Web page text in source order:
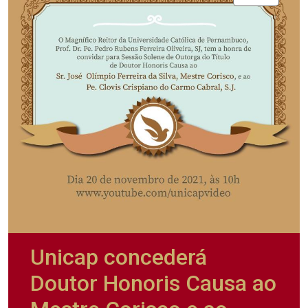
Unicap concederá
Doutor Honoris Causa ao